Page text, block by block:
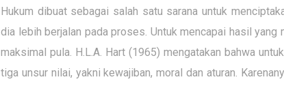
Hukum dibuat sebagai salah satu sarana untuk
dia lebih berjalan pada proses. Untuk mencapai hasil
maksimal pula. H.L.A. Hart (1965) mengatakan bahwa
tiga unsur nilai, yakni kewajiban, moral dan aturan.